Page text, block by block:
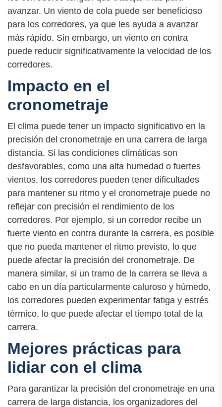
avanzar. Un viento de cola puede ser beneficioso
para los corredores, ya que les ayuda a avanzar
más rápido. Sin embargo, un viento en contra
puede reducir significativamente la velocidad de los
corredores.
Impacto en el
cronometraje
El clima puede tener un impacto significativo en la
precisión del cronometraje en una carrera de larga
distancia. Si las condiciones climáticas son
desfavorables, como una alta humedad o fuertes
vientos, los corredores pueden tener dificultades
para mantener su ritmo y el cronometraje puede no
reflejar con precisión el rendimiento de los
corredores. Por ejemplo, si un corredor recibe un
fuerte viento en contra durante la carrera, es posible
que no pueda mantener el ritmo previsto, lo que
puede afectar la precisión del cronometraje. De
manera similar, si un tramo de la carrera se lleva a
cabo en un día particularmente caluroso y húmedo,
los corredores pueden experimentar fatiga y estrés
térmico, lo que puede afectar el tiempo total de la
carrera.
Mejores prácticas para
lidiar con el clima
Para garantizar la precisión del cronometraje en una
carrera de larga distancia, los organizadores del